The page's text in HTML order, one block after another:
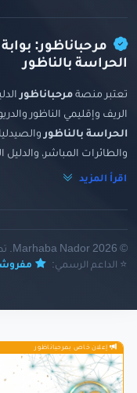
مرحباناظور:
الحراسة بالناظور
تعتبر منصة مرحباناظور
الريف وإقليمي الناظور
الحراسة بالناظور
والطائرات المباشر،
اقرأ المزيد
© 2026 Marhaba Nador. تطوير
⭐ الداعم الرسمي:
إعلان خاص بمرحباناظور